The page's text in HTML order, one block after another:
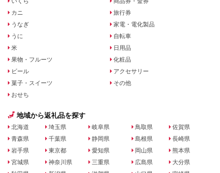
カニ
うなぎ
うに
米
果物・フルーツ
ビール
菓子・スイーツ
おせち
旅行券
家電・電化製品
自転車
日用品
化粧品
アクセサリー
その他
地域から返礼品を探す
北海道
青森県
岩手県
宮城県
埼玉県
千葉県
東京都
神奈川県
岐阜県
静岡県
愛知県
三重県
鳥取県
島根県
岡山県
広島県
佐賀県
長崎県
熊本県
大分県